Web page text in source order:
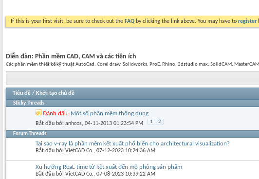
If this is your first visit, be sure to check out the FAQ by clicking the link above. You may have to register
Diễn đàn: Phần mềm CAD, CAM và các tiện ích
Các phần mềm thiết kế kỹ thuật AutoCad, Corel draw, Solidworks, ProE, Rhino, 3dstudio max, SolidCAM,
Tiêu đề / Khởi tạo chủ đề
Sticky Threads
Đánh dấu: Một số phần mềm thông dụng
Bắt đầu bởi anhcos‎, 04-11-2013 01:23:54 PM 1 2
Forum Threads
Tại sao v-ray là phần mềm kết xuất phổ biến cho architectural visualization?
Bắt đầu bởi VietCAD Co.‎, 07-12-2023 10:24:36 AM
Xu hướng ReaL-time từ kết xuất đến mô phỏng sản phẩm
Bắt đầu bởi VietCAD Co.‎, 07-08-2023 10:39:22 AM